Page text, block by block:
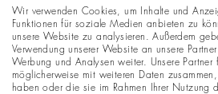
Wir verwenden Cookies, um Inhalte und
Funktionen für soziale Medien anbieten zu
unsere Website zu analysieren. Außerdem
Verwendung unserer Website an unsere
Werbung und Analysen weiter. Unsere Partner
möglicherweise mit weiteren Daten
haben oder die sie im Rahmen Ihrer Nutzung